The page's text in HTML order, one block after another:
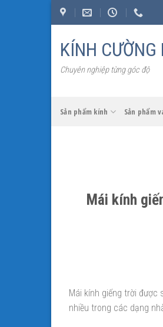
Skip
content
KÍNH CƯỜNG
Chuyên nghiệp từng góc độ
Sản phẩm kính Sản phẩm
Mái kính
Mái kính giếng trời
nhiều trong các dạng